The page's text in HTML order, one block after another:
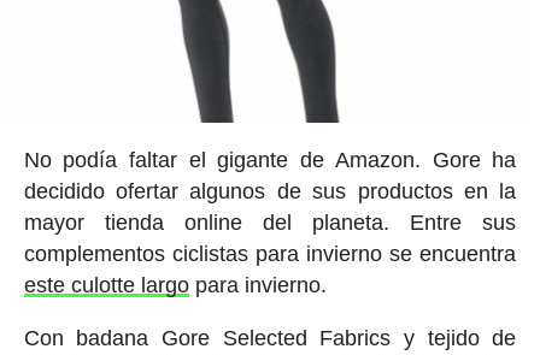
No podía faltar el gigante de Amazon. Gore ha
decidido ofertar algunos de sus productos en la
mayor tienda online del planeta. Entre sus
complementos ciclistas para invierno se encuentra
este culotte largopara invierno.
Con badana Gore Selected Fabrics y tejido de